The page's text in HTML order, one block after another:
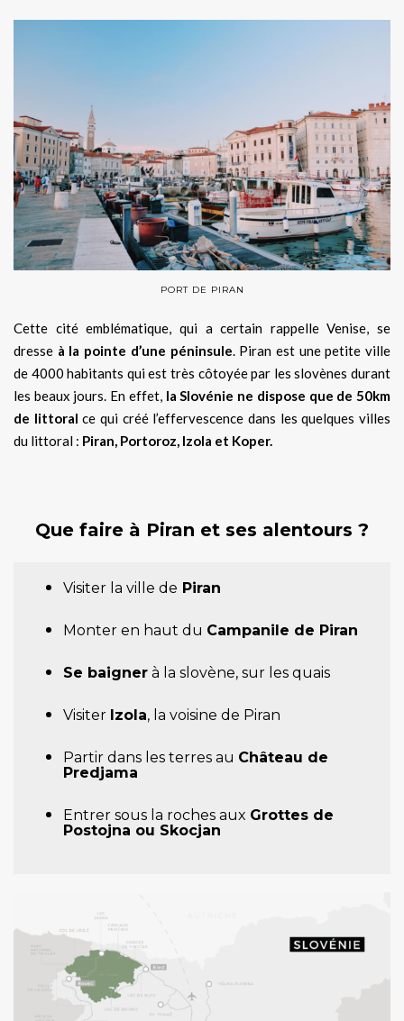
PORT DE PIRAN
Cette cité emblématique, qui a certain rappelle Venise, se
dresse à la pointe d’une péninsule. Piran est une petite ville
de 4000 habitants qui est très côtoyée par les slovènes durant
les beaux jours. En effet, la Slovénie ne dispose que de 50km
de littoral ce qui créé l’effervescence dans les quelques villes
du littoral : Piran, Portoroz, Izola et Koper.
Que faire à Piran et ses alentours ?
Visiter la ville de Piran
Monter en haut du Campanile de Piran
Se baigner à la slovène, sur les quais
Visiter Izola, la voisine de Piran
Partir dans les terres au Château de
Predjama
Entrer sous la roches aux Grottes de
Postojna ou Skocjan